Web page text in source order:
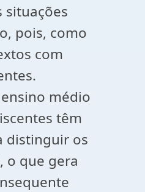
situações
pois, como
com
médio
têm
distinguir os
o que gera